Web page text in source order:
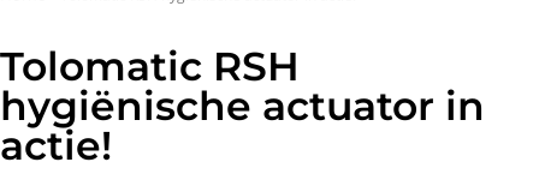
Tolomatic RSH
hygiënische actuator in
actie!